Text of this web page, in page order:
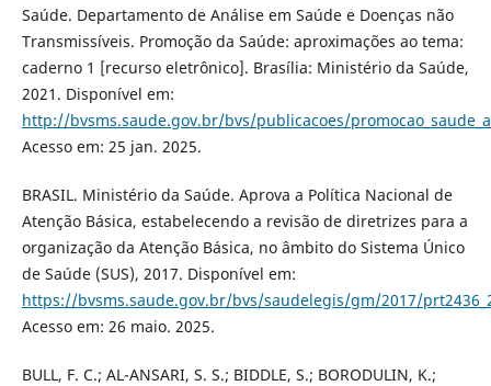
Saúde. Departamento de Análise em Saúde e Doenças não
Transmissíveis. Promoção da Saúde: aproximações ao tema:
caderno 1 [recurso eletrônico]. Brasília: Ministério da Saúde,
2021. Disponível em:
http://bvsms.saude.gov.br/bvs/publicacoes/
Acesso em: 25 jan. 2025.
BRASIL. Ministério da Saúde. Aprova a Política Nacional de
Atenção Básica, estabelecendo a revisão de diretrizes para a
organização da Atenção Básica, no âmbito do Sistema Único
de Saúde (SUS), 2017. Disponível em:
https://bvsms.saude.gov.br/bvs/saudelegis/gm/2017/
Acesso em: 26 maio. 2025.
BULL, F. C.; AL-ANSARI, S. S.; BIDDLE, S.; BORODULIN, K.;